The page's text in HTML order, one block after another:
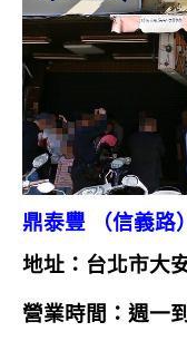
鼎泰豐 （信義路）
地址：台北市大
營業時間：週一